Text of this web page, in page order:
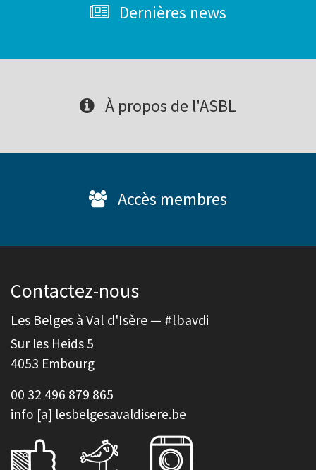
Dernières news
À propos de l'ASBL
Accès membres
Contactez-nous
Les Belges à Val d'Isère — #lbavdi
Sur les Heids 5
4053 Embourg
00 32 496 879 865
info [a] lesbelgesavaldisere.be